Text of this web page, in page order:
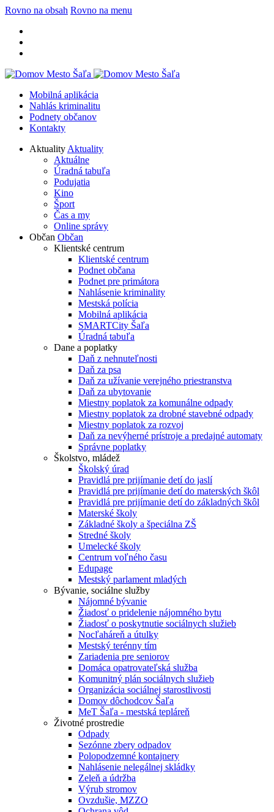
Rovno na obsah Rovno na menu
Mobilná aplikácia
Nahlás kriminalitu
Podnety občanov
Kontakty
Aktuality Aktuality
Aktuálne
Úradná tabuľa
Podujatia
Kino
Šport
Čas a my
Online správy
Občan Občan
Klientské centrum
Klientské centrum
Podnet občana
Podnet pre primátora
Nahlásenie kriminality
Mestská polícia
Mobilná aplikácia
SMARTCity Šaľa
Úradná tabuľa
Dane a poplatky
Daň z nehnuteľnosti
Daň za psa
Daň za užívanie verejného priestranstva
Daň za ubytovanie
Miestny poplatok za komunálne odpady
Miestny poplatok za drobné stavebné odpady
Miestny poplatok za rozvoj
Daň za nevýherné prístroje a predajné automaty
Správne poplatky
Školstvo, mládež
Školský úrad
Pravidlá pre prijímanie detí do jaslí
Pravidlá pre prijímanie detí do materských škôl
Pravidlá pre prijímanie detí do základných škôl
Materské školy
Základné školy a špeciálna ZŠ
Stredné školy
Umelecké školy
Centrum voľného času
Edupage
Mestský parlament mladých
Bývanie, sociálne služby
Nájomné bývanie
Žiadosť o pridelenie nájomného bytu
Žiadosť o poskytnutie sociálnych služieb
Nocľaháreň a útulky
Mestský terénny tím
Zariadenia pre seniorov
Domáca opatrovateľská služba
Komunitný plán sociálnych služieb
Organizácia sociálnej starostlivosti
Domov dôchodcov Šaľa
MeT Šaľa - mestská tepláreň
Životné prostredie
Odpady
Sezónne zbery odpadov
Polopodzemné kontajnery
Nahlásenie nelegálnej skládky
Zeleň a údržba
Výrub stromov
Ovzdušie, MZZO